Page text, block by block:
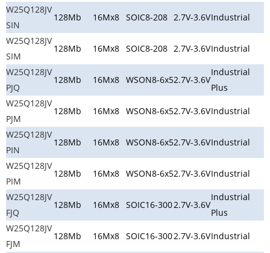
W25Q128JV
SIN
128Mb 16Mx8 SOIC8-208 2.7V-3.6VIndustrial
W25Q128JV
SIM
128Mb 16Mx8 SOIC8-208 2.7V-3.6VIndustrial
W25Q128JV
PJQ
128Mb 16Mx8 WSON8-6x52.7V-3.6V
Industrial
Plus
W25Q128JV
PJM
128Mb 16Mx8 WSON8-6x52.7V-3.6VIndustrial
W25Q128JV
PIN
128Mb 16Mx8 WSON8-6x52.7V-3.6VIndustrial
W25Q128JV
PIM
128Mb 16Mx8 WSON8-6x52.7V-3.6VIndustrial
W25Q128JV
FJQ
128Mb 16Mx8 SOIC16-3002.7V-3.6V
Industrial
Plus
W25Q128JV
FJM
128Mb 16Mx8 SOIC16-3002.7V-3.6VIndustrial